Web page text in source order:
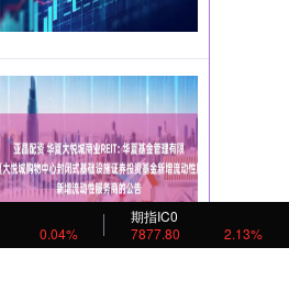
0.04%
期指IC0
7877.80
2.13%